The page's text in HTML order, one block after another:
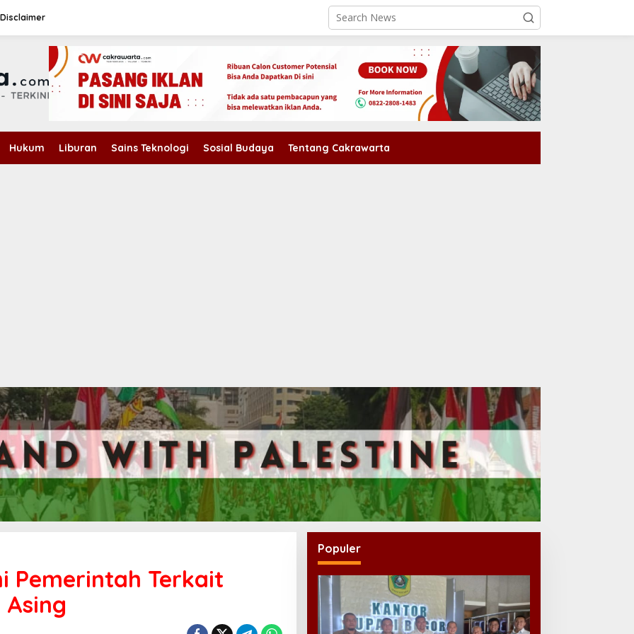
Disclaimer
Hukum Liburan Sains Teknologi Sosial Budaya Tentang Cakrawarta
Pemerintah Terkait
Populer